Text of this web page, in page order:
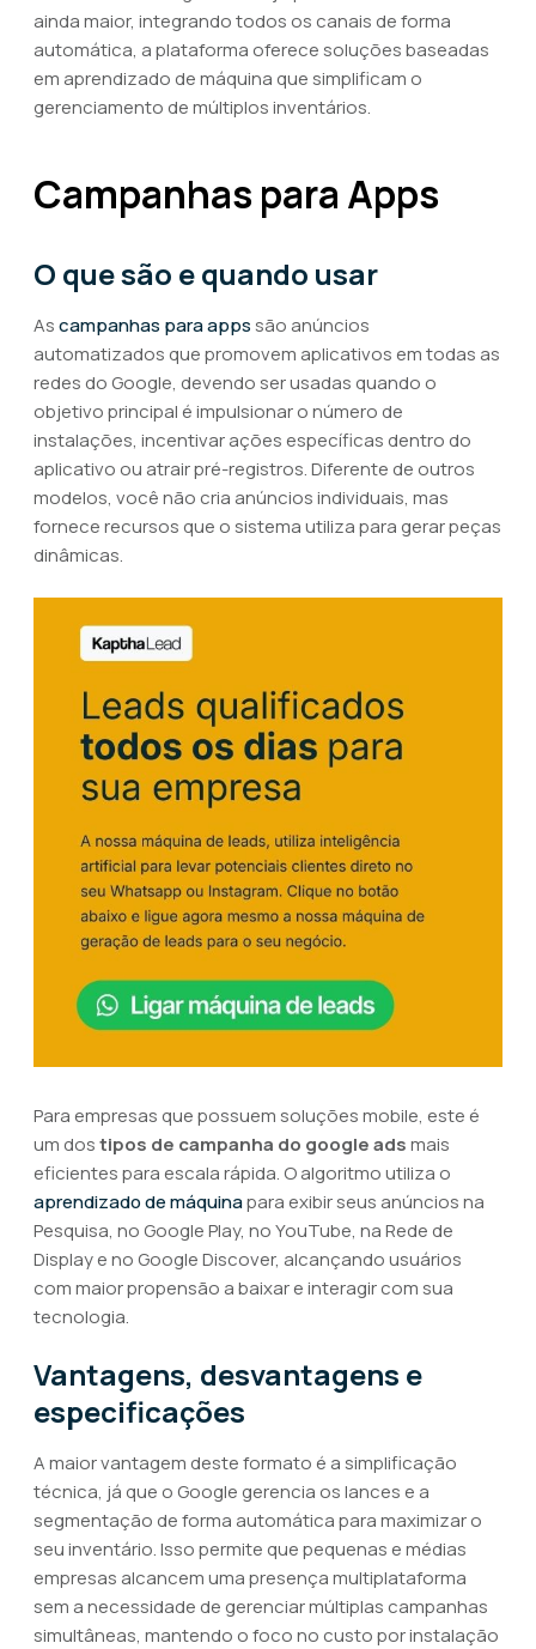
ainda maior, integrando todos os canais de forma
automática, a plataforma oferece soluções baseadas
em aprendizado de máquina que simplificam o
gerenciamento de múltiplos inventários.
Campanhas para Apps
O que são e quando usar
Ascampanhas para apps são anúncios
automatizados que promovem aplicativos em todas as
redes do Google, devendo ser usadas quando o
objetivo principal é impulsionar o número de
instalações, incentivar ações específicas dentro do
aplicativo ou atrair pré-registros. Diferente de outros
modelos, você não cria anúncios individuais, mas
fornece recursos que o sistema utiliza para gerar peças
dinâmicas.
Para empresas que possuem soluções mobile, este é
um dostipos de campanha do google adsmais
eficientes para escala rápida. O algoritmo utiliza o
aprendizado de máquinapara exibir seus anúncios na
Pesquisa, no Google Play, no YouTube, na Rede de
Display e no Google Discover, alcançando usuários
com maior propensão a baixar e interagir com sua
tecnologia.
Vantagens, desvantagens e
especificações
A maior vantagem deste formato é a simplificação
técnica, já que o Google gerencia os lances e a
segmentação de forma automática para maximizar o
seu inventário. Isso permite que pequenas e médias
empresas alcancem uma presença multiplataforma
sem a necessidade de gerenciar múltiplas campanhas
simultâneas, mantendo o foco no custo por instalação